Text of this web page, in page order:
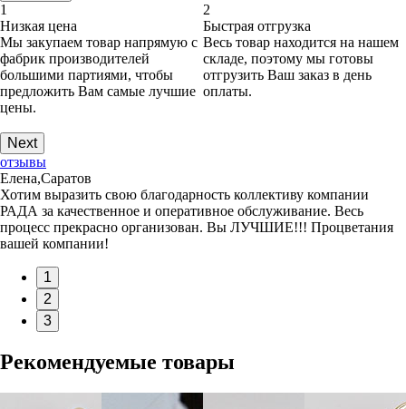
1
Низкая цена
Мы закупаем товар напрямую с
фабрик производителей
большими партиями, чтобы
предложить Вам самые лучшие
цены.
2
Быстрая отгрузка
Весь товар находится на нашем
складе, поэтому мы готовы
отгрузить Ваш заказ в день
оплаты.
Next
отзывы
Елена,Саратов
Хотим выразить свою благодарность коллективу компании
РАДА за качественное и оперативное обслуживание. Весь
процесс прекрасно организован. Вы ЛУЧШИЕ!!! Процветания
вашей компании!
1
2
3
Рекомендуемые товары